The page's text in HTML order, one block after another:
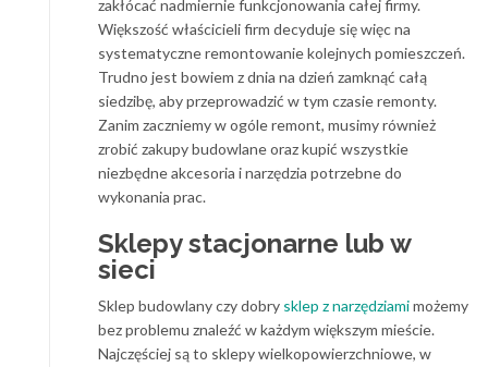
zakłócać nadmiernie funkcjonowania całej firmy.
Większość właścicieli firm decyduje się więc na
systematyczne remontowanie kolejnych pomieszczeń.
Trudno jest bowiem z dnia na dzień zamknąć całą
siedzibę, aby przeprowadzić w tym czasie remonty.
Zanim zaczniemy w ogóle remont, musimy również
zrobić zakupy budowlane oraz kupić wszystkie
niezbędne akcesoria i narzędzia potrzebne do
wykonania prac.
Sklepy stacjonarne lub w
sieci
Sklep budowlany czy dobry sklep z narzędziamimożemy
bez problemu znaleźć w każdym większym mieście.
Najczęściej są to sklepy wielkopowierzchniowe, w